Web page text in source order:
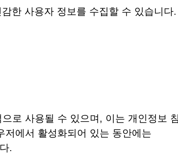
한 사용자 정보를 수집할 수 있습니다.
로 사용될 수 있으며, 이는 개인정보
저에서 활성화되어 있는 동안에는
.